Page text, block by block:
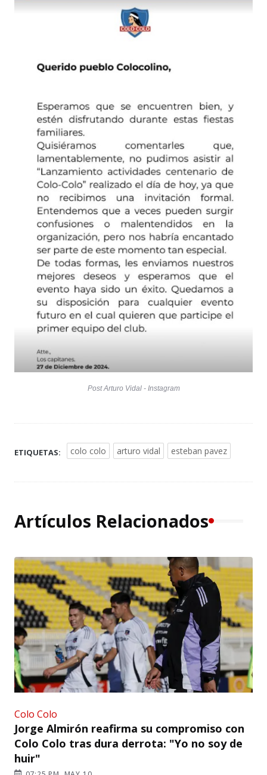
Post Arturo Vidal - Instagram
ETIQUETAS: colo colo arturo vidal esteban pavez
Artículos Relacionados
Colo Colo
Jorge Almirón reafirma su compromiso con
Colo Colo tras dura derrota: "Yo no soy de
huir"